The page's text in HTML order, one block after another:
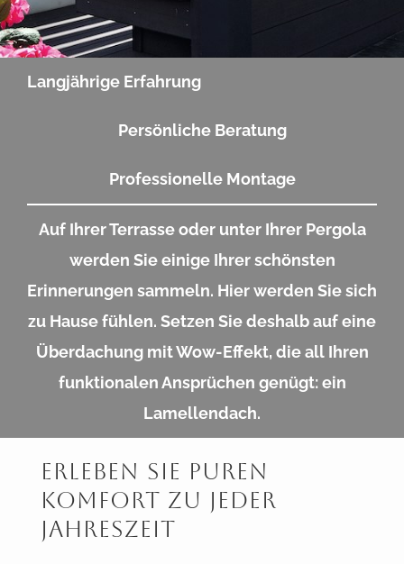
Langjährige Erfahrung
Persönliche Beratung
Professionelle Montage
Auf Ihrer Terrasse oder unter Ihrer Pergola
werden Sie einige Ihrer schönsten
Erinnerungen sammeln. Hier werden Sie sich
zu Hause fühlen. Setzen Sie deshalb auf eine
Überdachung mit Wow-Effekt, die all Ihren
funktionalen Ansprüchen genügt: ein
Lamellendach.
Erleben Sie puren
Komfort zu jeder
Jahreszeit